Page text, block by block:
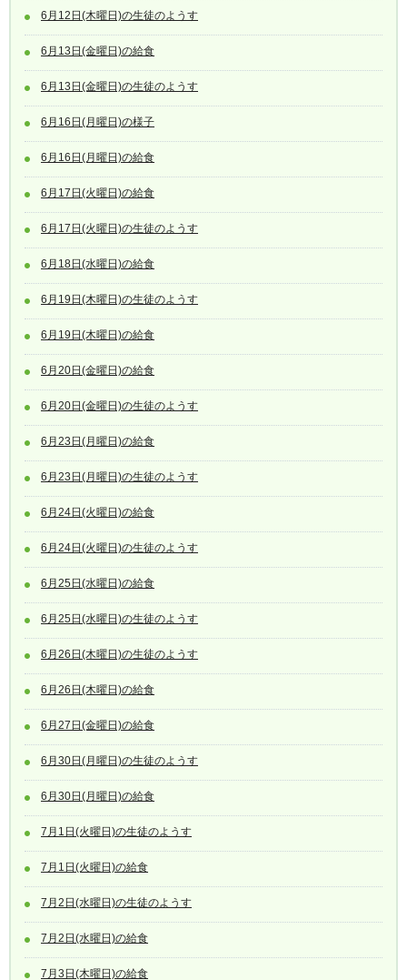
6月12日(木曜日)の生徒のようす
6月13日(金曜日)の給食
6月13日(金曜日)の生徒のようす
6月16日(月曜日)の様子
6月16日(月曜日)の給食
6月17日(火曜日)の給食
6月17日(火曜日)の生徒のようす
6月18日(水曜日)の給食
6月19日(木曜日)の生徒のようす
6月19日(木曜日)の給食
6月20日(金曜日)の給食
6月20日(金曜日)の生徒のようす
6月23日(月曜日)の給食
6月23日(月曜日)の生徒のようす
6月24日(火曜日)の給食
6月24日(火曜日)の生徒のようす
6月25日(水曜日)の給食
6月25日(水曜日)の生徒のようす
6月26日(木曜日)の生徒のようす
6月26日(木曜日)の給食
6月27日(金曜日)の給食
6月30日(月曜日)の生徒のようす
6月30日(月曜日)の給食
7月1日(火曜日)の生徒のようす
7月1日(火曜日)の給食
7月2日(水曜日)の生徒のようす
7月2日(水曜日)の給食
7月3日(木曜日)の給食